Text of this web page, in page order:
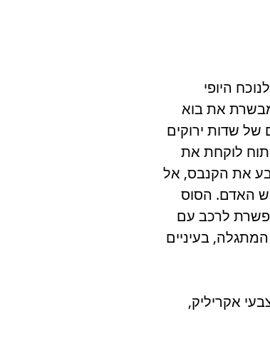
היופי
את בוא
של שדות ירוקים
לוקחת את
את הקנבס, אל
האדם. הסוס
לרכב עם
המתגלה, בעיניים
אקריליק,